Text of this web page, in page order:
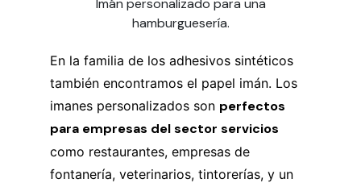
Imán personalizado para una
hamburguesería.
En la familia de los adhesivos sintéticos
también encontramos el papel imán. Los
imanes personalizados son perfectos
para empresas del sector servicios
como restaurantes, empresas de
fontanería, veterinarios, tintorerías, y un